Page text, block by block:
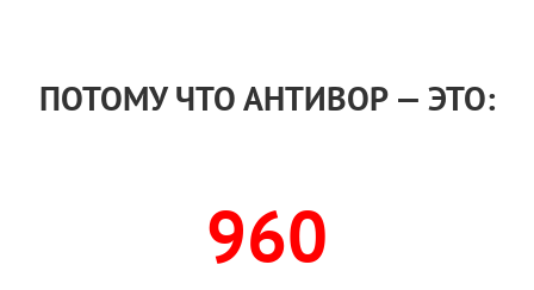
ПОТОМУ ЧТО АНТИВОР — ЭТО:
960